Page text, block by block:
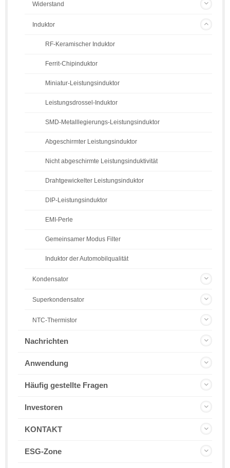
Widerstand
Induktor
RF-Keramischer Induktor
Ferrit-Chipinduktor
Miniatur-Leistungsinduktor
Leistungsdrossel-Induktor
SMD-Metalllegierungs-Leistungsinduktor
Abgeschirmter Leistungsinduktor
Nicht abgeschirmte Leistungsinduktivität
Drahtgewickelter Leistungsinduktor
DIP-Leistungsinduktor
EMI-Perle
Gemeinsamer Modus Filter
Induktor der Automobilqualität
Kondensator
Superkondensator
NTC-Thermistor
Nachrichten
Anwendung
Häufig gestellte Fragen
Investoren
KONTAKT
ESG-Zone